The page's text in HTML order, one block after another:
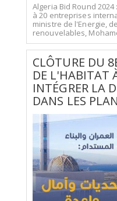
Algeria Bid Round
à 20 entreprises
ministre de l'Energie,
renouvelables,
CLÔTURE DU
DE L'HABITAT
INTÉGRER LA
DANS LES